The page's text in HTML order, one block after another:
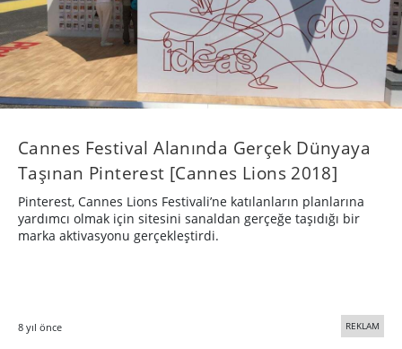
Cannes Festival Alanında Gerçek Dünyaya
Taşınan Pinterest [Cannes Lions 2018]
Pinterest, Cannes Lions Festivali’ne katılanların planlarına
yardımcı olmak için sitesini sanaldan gerçeğe taşıdığı bir
marka aktivasyonu gerçekleştirdi.
8 yıl önce REKLAM